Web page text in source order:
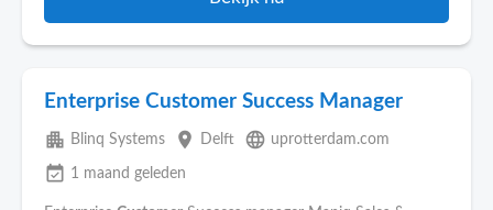
Enterprise Customer Success Manager
apartment Blinq Systems place Delft language uprotterdam.com
event_available 1 maand geleden